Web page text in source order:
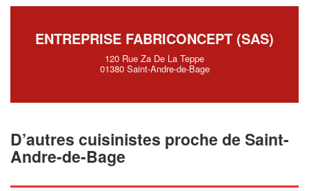
ENTREPRISE FABRICONCEPT (SAS)
120 Rue Za De La Teppe
01380 Saint-Andre-de-Bage
D’autres cuisinistes proche de Saint-
Andre-de-Bage